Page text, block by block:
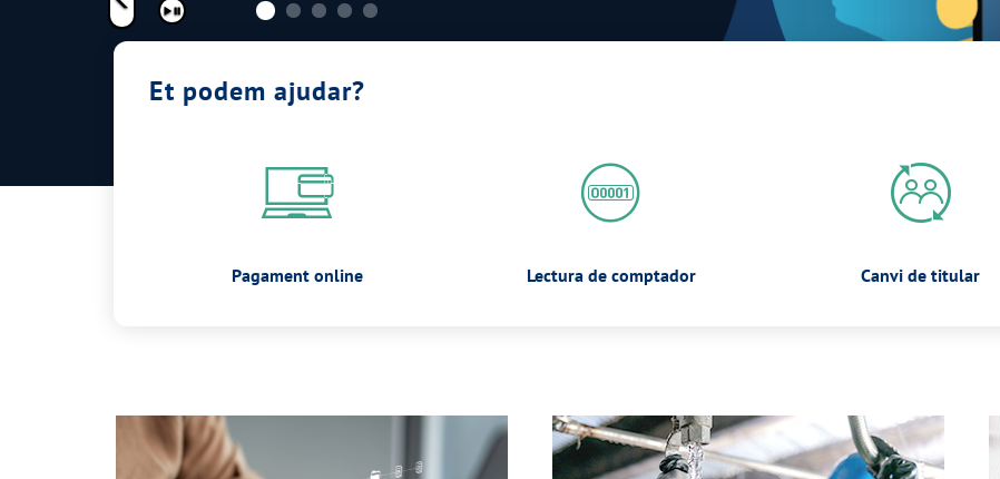
Pausar
Et podem ajudar?
Pagament online Lectura de comptador Canvi de titular